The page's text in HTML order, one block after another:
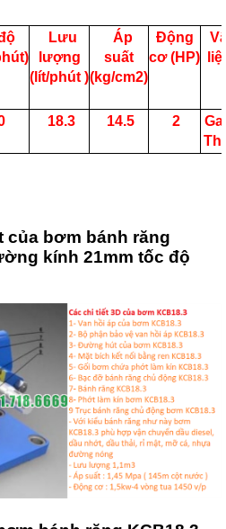
Lưu
lượng
(lít/phút )
Áp
suất
(kg/cm2)
Động
cơ (HP)
18.3 14.5 2
của bơm bánh răng
kính 21mm tốc độ